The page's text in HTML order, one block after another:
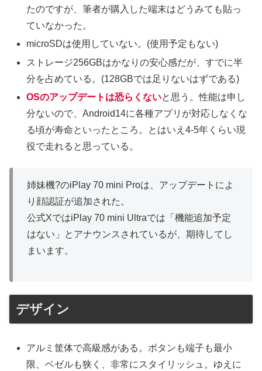
たのですが、筆者が購入した端末はどうみても貼っ
ていなかった。
microSDは使用していない。(使用予定もない)
ストレージ256GBはかなりの安心感だが、すでに半
分を占めている。(128GBでは足りないはずである)
OSのアップデートは恐らくないと思う。性能は申し
分ないので、Android14に各種アプリが対応しなくな
る頃が寿命といったところ。とはいえ4-5年くらい現
役で走れると思っている。
姉妹機?のiPlay 70 mini Proは、アップデートによ
り顔認証が追加された。
公式XではiPlay 70 mini Ultraでは「機能追加予定
はない」とアナウンスされているが、期待してし
まいます。
デザイン
アルミ筐体で高級感がある。ボタンも端子も最小
限、ベゼルも狭く、非常にスタイリッシュ。ゆえに